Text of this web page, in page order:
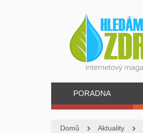
PORADNA
Domů Aktuality